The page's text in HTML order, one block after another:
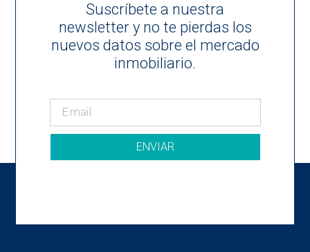
Suscríbete a nuestra
newsletter y no te pierdas los
nuevos datos sobre el mercado
inmobiliario.
ENVIAR